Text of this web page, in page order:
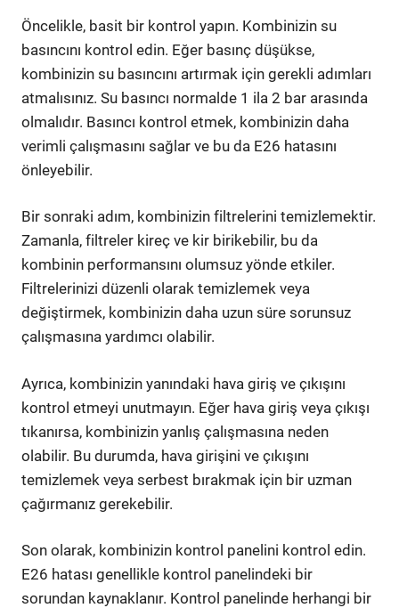
Öncelikle, basit bir kontrol yapın. Kombinizin su
basıncını kontrol edin. Eğer basınç düşükse,
kombinizin su basıncını artırmak için gerekli adımları
atmalısınız. Su basıncı normalde 1 ila 2 bar arasında
olmalıdır. Basıncı kontrol etmek, kombinizin daha
verimli çalışmasını sağlar ve bu da E26 hatasını
önleyebilir.
Bir sonraki adım, kombinizin filtrelerini temizlemektir.
Zamanla, filtreler kireç ve kir birikebilir, bu da
kombinin performansını olumsuz yönde etkiler.
Filtrelerinizi düzenli olarak temizlemek veya
değiştirmek, kombinizin daha uzun süre sorunsuz
çalışmasına yardımcı olabilir.
Ayrıca, kombinizin yanındaki hava giriş ve çıkışını
kontrol etmeyi unutmayın. Eğer hava giriş veya çıkışı
tıkanırsa, kombinizin yanlış çalışmasına neden
olabilir. Bu durumda, hava girişini ve çıkışını
temizlemek veya serbest bırakmak için bir uzman
çağırmanız gerekebilir.
Son olarak, kombinizin kontrol panelini kontrol edin.
E26 hatası genellikle kontrol panelindeki bir
sorundan kaynaklanır. Kontrol panelinde herhangi bir